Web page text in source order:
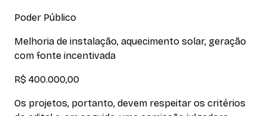
Poder Público
Melhoria de instalação, aquecimento solar, geração
com fonte incentivada
R$ 400.000,00
Os projetos, portanto, devem respeitar os critérios